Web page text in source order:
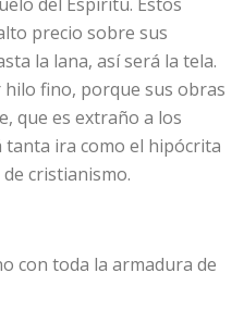
precio sobre sus
la lana, así será la tela.
fino, porque sus obras
que es extraño a los
tanta ira como el hipócrita
cristianismo.
con toda la armadura de